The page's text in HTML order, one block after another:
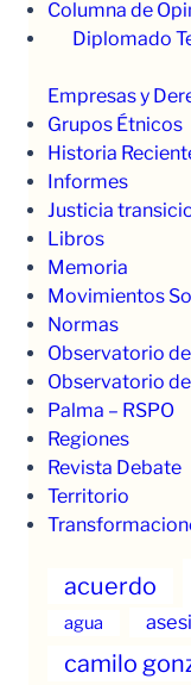
Columna de
Diplomado
Empresas y
Grupos Étnicos
Historia
Informes
Justicia
Libros
Memoria
Movimientos
Normas
Observatorio
Observatorio
Palma – RSPO
Regiones
Revista Debate
Territorio
acuerdo
agua
camilo